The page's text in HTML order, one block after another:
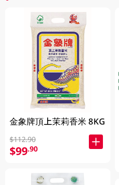
金象牌頂上茉莉香米 8KG
$112.90
$99.90